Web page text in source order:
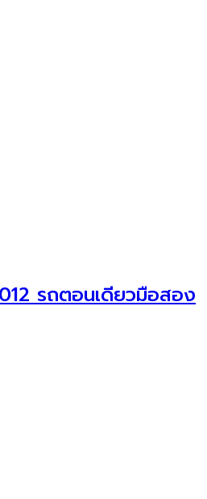
รถตอนเดียวมือสอง